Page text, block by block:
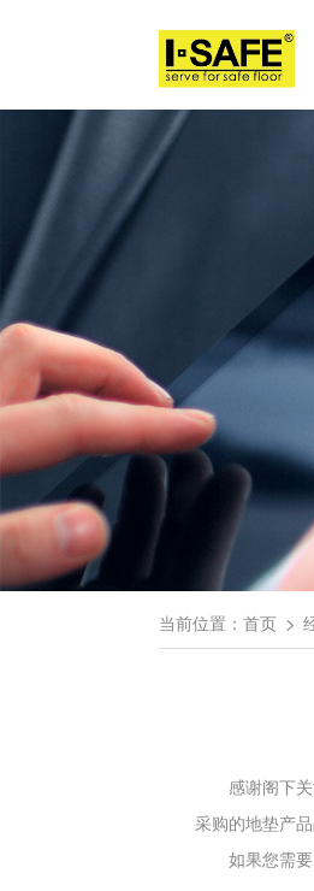
当前位置： 首页
感谢阁下
采购的地垫产
如果您需